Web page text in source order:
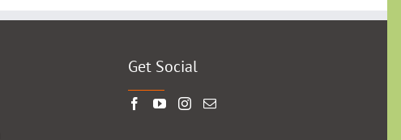
Get Social